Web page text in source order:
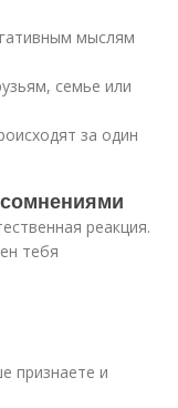
мыслям
семье или
за один
реакция.
тебя
признаете и